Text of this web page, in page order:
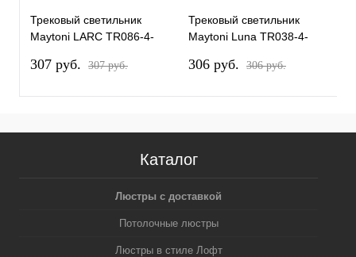
Трековый светильник
Maytoni LARC TR086-4-
307 pуб. 307 pуб.
Трековый светильник
Maytoni Luna TR038-4-
306 pуб. 306 pуб.
Каталог
Люстры с доставкой
Потолочные люстры
Люстры в стиле Лофт